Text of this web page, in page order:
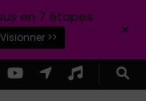
en 7 étapes
Visionner >> +